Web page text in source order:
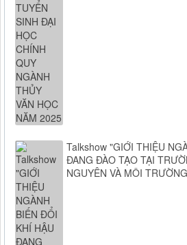
Talkshow "GIỚI THIỆU
ĐANG ĐÀO TẠO TẠI
NGUYÊN VÀ MÔI